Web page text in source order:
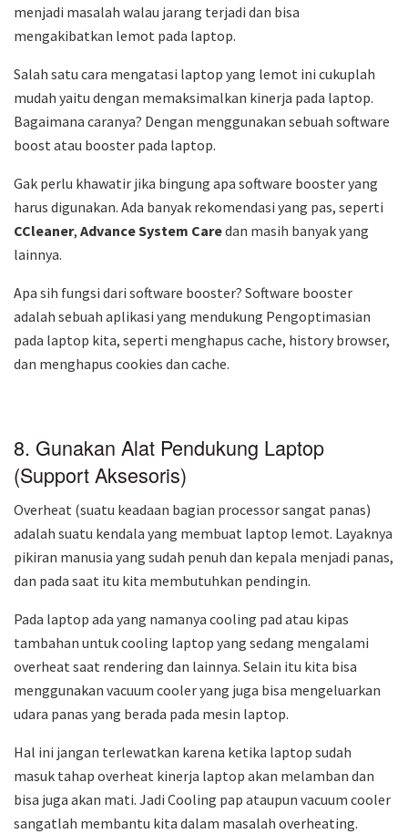
menjadi masalah walau jarang terjadi dan bisa
mengakibatkan lemot pada laptop.
Salah satu cara mengatasi laptop yang lemot ini cukuplah
mudah yaitu dengan memaksimalkan kinerja pada laptop.
Bagaimana caranya? Dengan menggunakan sebuah software
boost atau booster pada laptop.
Gak perlu khawatir jika bingung apa software booster yang
harus digunakan. Ada banyak rekomendasi yang pas, seperti
CCleaner, Advance System Caredan masih banyak yang
lainnya.
Apa sih fungsi dari software booster? Software booster
adalah sebuah aplikasi yang mendukung Pengoptimasian
pada laptop kita, seperti menghapus cache, history browser,
dan menghapus cookies dan cache.
8. Gunakan Alat Pendukung Laptop
(Support Aksesoris)
Overheat (suatu keadaan bagian processor sangat panas)
adalah suatu kendala yang membuat laptop lemot. Layaknya
pikiran manusia yang sudah penuh dan kepala menjadi panas,
dan pada saat itu kita membutuhkan pendingin.
Pada laptop ada yang namanya cooling pad atau kipas
tambahan untuk cooling laptop yang sedang mengalami
overheat saat rendering dan lainnya. Selain itu kita bisa
menggunakan vacuum cooler yang juga bisa mengeluarkan
udara panas yang berada pada mesin laptop.
Hal ini jangan terlewatkan karena ketika laptop sudah
masuk tahap overheat kinerja laptop akan melamban dan
bisa juga akan mati. Jadi Cooling pap ataupun vacuum cooler
sangatlah membantu kita dalam masalah overheating.